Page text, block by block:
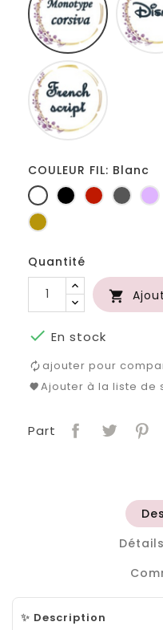
COULEUR FIL: Blanc
BlancNoir RougeGris
foncé
Or
Quantité

 En stock
ajouter pour
Ajouter à la liste de
Part
✨ Description